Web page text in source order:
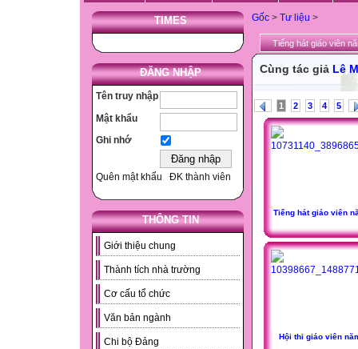
TIMES
ĐĂNG NHẬP
Tên truy nhập
Mật khẩu
Ghi nhớ
Quên mật khẩu ĐK thành viên
THÔNG TIN
Giới thiệu chung
Thành tích nhà trường
Cơ cấu tổ chức
Văn bản ngành
Chi bộ Đảng
Gốc > Tư liệu >
Tiếng hát giáo viên
Cùng tác giả Lê
1 2 3 4 5
Tiếng hát giáo viên
Hội thi giáo viên